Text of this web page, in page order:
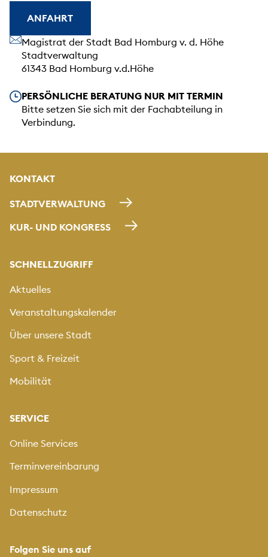
ANFAHRT
Unsere Anschrift
Magistrat der Stadt Bad Homburg v. d. Höhe
Stadtverwaltung
61343 Bad Homburg v.d.Höhe
Unsere Öffnungszeiten
PERSÖNLICHE BERATUNG NUR MIT TERMIN
Bitte setzen Sie sich mit der Fachabteilung in
Verbindung.
KONTAKT
STADTVERWALTUNG
KUR- UND KONGRESS
SCHNELLZUGRIFF
Aktuelles
Veranstaltungskalender
Über unsere Stadt
Sport & Freizeit
Mobilität
SERVICE
Online Services
Terminvereinbarung
Impressum
Datenschutz
Folgen Sie uns auf